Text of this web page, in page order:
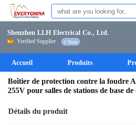
Shenzhen LLH Electrical Co., Ltd.
Verified Supplier 1 Years
Accueil Produits
Boîtier de protection contre la foudre
255V pour salles de stations de base
Détails du produit